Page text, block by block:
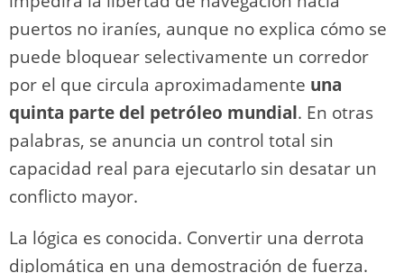
puertos no iraníes, aunque no explica cómo se
puede bloquear selectivamente un corredor
por el que circula aproximadamente una
quinta parte del petróleo mundial. En otras
palabras, se anuncia un control total sin
capacidad real para ejecutarlo sin desatar un
conflicto mayor.
La lógica es conocida. Convertir una derrota
diplomática en una demostración de fuerza.